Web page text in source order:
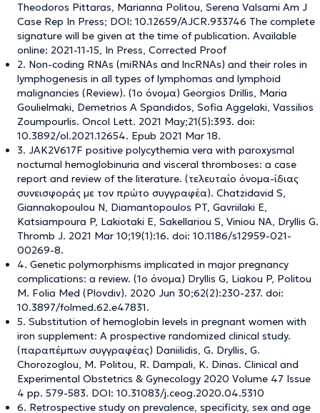
Theodoros Pittaras, Marianna Politou, Serena Valsami Am J
Case Rep In Press; DOI: 10.12659/AJCR.933746 The complete
signature will be given at the time of publication. Available
online: 2021-11-15, In Press, Corrected Proof
2. Non-coding RNAs (miRNAs and lncRNAs) and their roles in
lymphogenesis in all types of lymphomas and lymphoid
malignancies (Review). (1ο όνομα) Georgios Drillis, Maria
Goulielmaki, Demetrios A Spandidos, Sofia Aggelaki, Vassilios
Zoumpourlis. Oncol Lett. 2021 May;21(5):393. doi:
10.3892/ol.2021.12654. Epub 2021 Mar 18.
3. JAK2V617F positive polycythemia vera with paroxysmal
nocturnal hemoglobinuria and visceral thromboses: a case
report and review of the literature. (τελευταίο όνομα-ίδιας
συνεισφοράς με τον πρώτο συγγραφέα). Chatzidavid S,
Giannakopoulou N, Diamantopoulos PT, Gavriilaki E,
Katsiampoura P, Lakiotaki E, Sakellariou S, Viniou NA, Dryllis G.
Thromb J. 2021 Mar 10;19(1):16. doi: 10.1186/s12959-021-
00269-8.
4. Genetic polymorphisms implicated in major pregnancy
complications: a review. (1ο όνομα) Dryllis G, Liakou P, Politou
M. Folia Med (Plovdiv). 2020 Jun 30;62(2):230-237. doi:
10.3897/folmed.62.e47831.
5. Substitution of hemoglobin levels in pregnant women with
iron supplement: A prospective randomized clinical study.
(παραπέμπων συγγραφέας) Daniilidis, G. Dryllis, G.
Chorozoglou, M. Politou, R. Dampali, K. Dinas. Clinical and
Experimental Obstetrics & Gynecology 2020 Volume 47 Issue
4 pp. 579-583. DOI: 10.31083/j.ceog.2020.04.5310
6. Retrospective study on prevalence, specificity, sex and age